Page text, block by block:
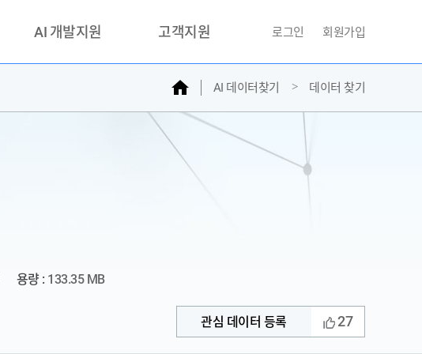
AI 개발지원 고객지원
문의하기
자주찾는질문
민원접수
AI데이터등록신청
로그인 회원가입
홈 AI 데이터찾기 데이터 찾기
용량 : 133.35 MB
관심 데이터 등록 27